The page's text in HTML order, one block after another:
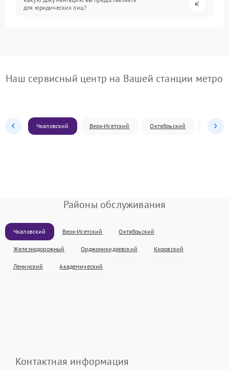
для юридических лиц?
Наш сервисный центр на Вашей станции метро
Чкаловский Верх-Исетский Октябрьский
Районы обслуживания
Чкаловский Верх-Исетский Октябрьский
Железнодорожный Орджоникидзевский Кировский
Ленинский Академический
Контактная информация